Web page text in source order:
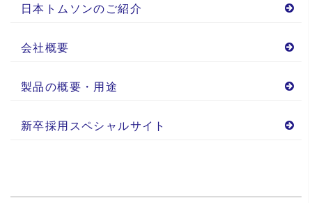
日本トムソンのご紹介
会社概要
製品の概要・用途
新卒採用スペシャルサイト